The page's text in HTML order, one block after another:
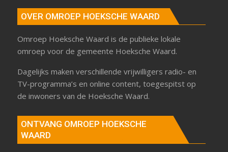
OVER OMROEP HOEKSCHE WAARD
Omroep Hoeksche Waard is de publieke lokale
omroep voor de gemeente Hoeksche Waard.
Dagelijks maken verschillende vrijwilligers radio- en
TV-programma’s en online content, toegespitst op
de inwoners van de Hoeksche Waard.
ONTVANG OMROEP HOEKSCHE
WAARD